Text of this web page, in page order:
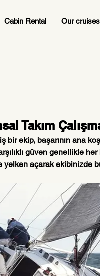
Cabin Rental Our cruises
Takım
bir ekip, başarının ana
güven genellikle
açarak ekibinizde